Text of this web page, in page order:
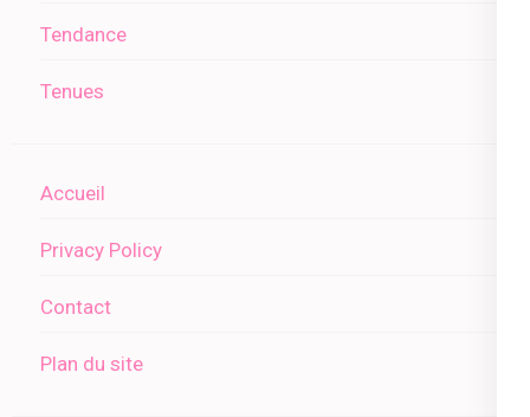
Tendance
Tenues
Accueil
Privacy Policy
Contact
Plan du site